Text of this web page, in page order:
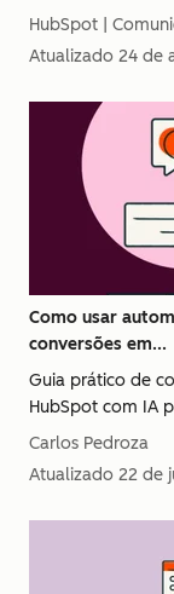
HubSpot |
Atualizado 24 de
Como usar
conversões em...
Guia prático de
HubSpot com IA
Carlos Pedroza
Atualizado 22 de